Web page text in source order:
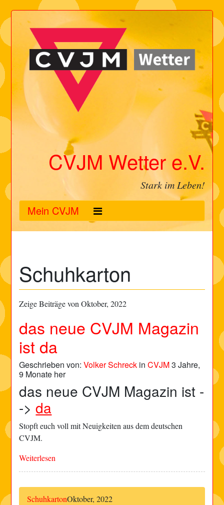
CVJM Wetter e.V.
Stark im Leben!
Mein CVJM
Schuhkarton
Zeige Beiträge von Oktober, 2022
das neue CVJM Magazin
ist da
Geschrieben von:Volker Schreck inCVJM3 Jahre,
9 Monate her
das neue CVJM Magazin ist -
->da
Stopft euch voll mit Neuigkeiten aus dem deutschen
CVJM.
Weiterlesen
SchuhkartonOktober, 2022